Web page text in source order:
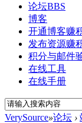
论坛BBS
博客
开通博客赚
发布资源赚
积分与邮件
在线工具
在线手册
VerySource»论坛 ›